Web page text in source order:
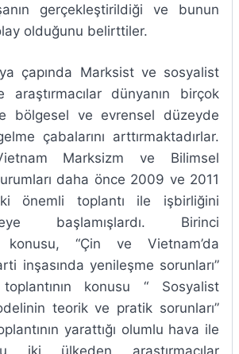
gerçekleştirildiği ve bunun
olduğunu belirttiler.
çapında Marksist ve sosyalist
araştırmacılar dünyanın birçok
bölgesel ve evrensel düzeyde
çabalarını arttırmaktadırlar.
Marksizm ve Bilimsel
daha önce 2009 ve 2011
iki önemli toplantı ile işbirliğini
başlamışlardı. Birinci
konusu, “Çin ve Vietnam’da
inşasında yenileşme sorunları”
konusu “ Sosyalist
teorik ve pratik sorunları”
yarattığı olumlu hava ile